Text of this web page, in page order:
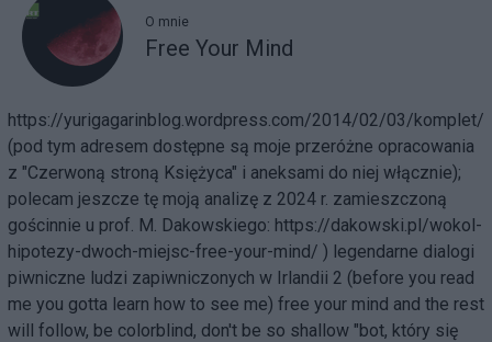
O mnie
Free Your Mind
https://yurigagarinblog.wordpress.com/2014/02/03/komplet/
(pod tym adresem dostępne są moje przeróżne opracowania
z "Czerwoną stroną Księżyca" i aneksami do niej włącznie);
polecam jeszcze tę moją analizę z 2024 r. zamieszczoną
gościnnie u prof. M. Dakowskiego: https://dakowski.pl/wokol-
hipotezy-dwoch-miejsc-free-your-mind/ ) legendarne dialogi
piwniczne ludzi zapiwniczonych w Irlandii 2 (before you read
me you gotta learn how to see me) free your mind and the rest
will follow, be colorblind, don't be so shallow "bot, który się